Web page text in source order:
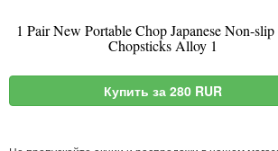
1 Pair New Portable Chop Japanese Non-slip
Chopsticks Alloy 1
Купить за 280 RUR